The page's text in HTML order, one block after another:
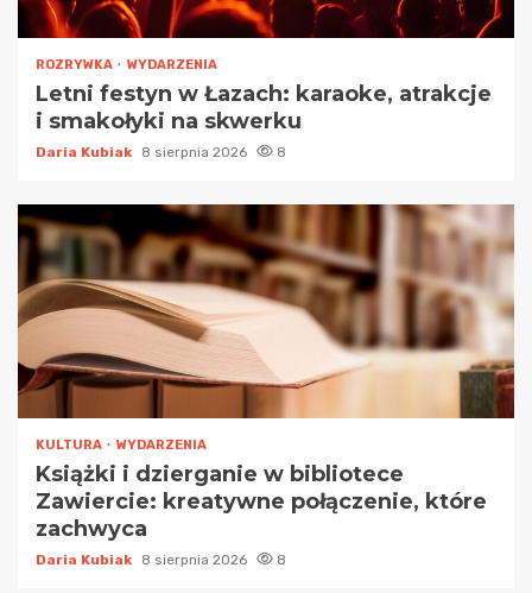
ROZRYWKA WYDARZENIA
Letni festyn w Łazach: karaoke, atrakcje
i smakołyki na skwerku
Daria Kubiak 8 sierpnia 2026 8
KULTURA WYDARZENIA
Książki i dzierganie w bibliotece
Zawiercie: kreatywne połączenie, które
zachwyca
Daria Kubiak 8 sierpnia 2026 8